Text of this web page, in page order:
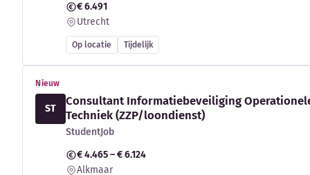
€ 6.491
Utrecht
Op locatie Tijdelijk
Nieuw
ST
Consultant Informatiebeveiliging
Techniek (ZZP/loondienst)
StudentJob
€ 4.465 – € 6.124
Alkmaar